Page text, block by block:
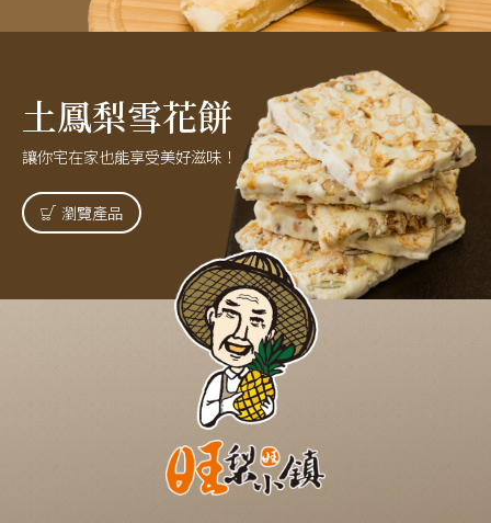
土鳳梨雪花餅
讓你宅在家也能享受美好滋味！
瀏覽產品